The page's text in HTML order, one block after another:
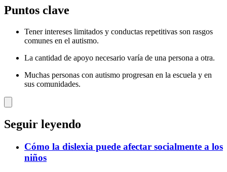
Puntos clave
Tener intereses limitados y conductas repetitivas son rasgos
comunes en el autismo.
La cantidad de apoyo necesario varía de una persona a otra.
Muchas personas con autismo progresan en la escuela y en
sus comunidades.
Seguir leyendo
Cómo la dislexia puede afectar socialmente a los
niños